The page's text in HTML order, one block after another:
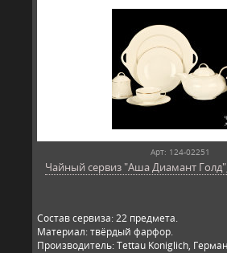
Арт: 124-02251
Чайный сервиз "Аша Диамант
Состав сервиза: 22 предмета.
Материал: твёрдый фарфор.
Производитель: Tettau Koniglich,